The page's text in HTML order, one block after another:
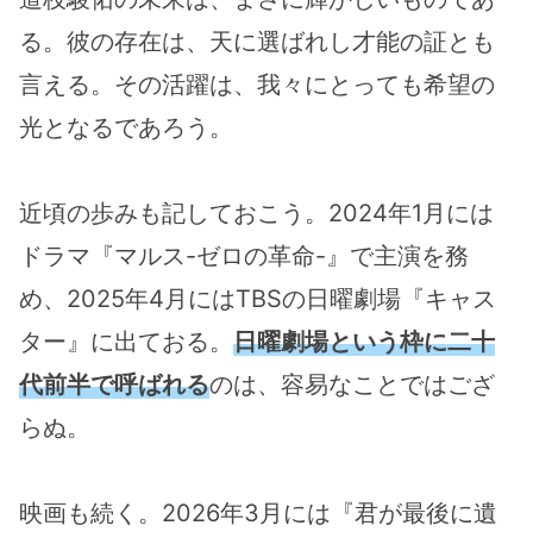
る。彼の存在は、天に選ばれし才能の証とも
言える。その活躍は、我々にとっても希望の
光となるであろう。
近頃の歩みも記しておこう。2024年1月には
ドラマ『マルス-ゼロの革命-』で主演を務
め、2025年4月にはTBSの日曜劇場『キャス
ター』に出ておる。 日曜劇場という枠に二十
代前半で呼ばれるのは、容易なことではござ
らぬ。
映画も続く。2026年3月には『君が最後に遺